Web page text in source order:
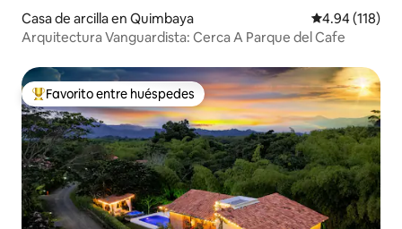
Casa de arcilla en Quimbaya Calificación
4.94 (118)
Arquitectura Vanguardista: Cerca A Parque del Cafe
De los mejores en Favorito entre huéspedes
Favorito entre huéspedes